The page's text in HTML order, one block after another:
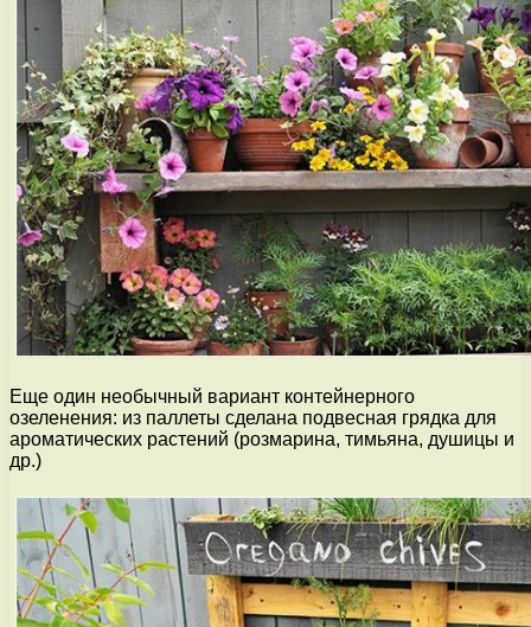
Еще один необычный вариант контейнерного
озеленения: из паллеты сделана подвесная грядка для
ароматических растений (розмарина, тимьяна, душицы и
др.)